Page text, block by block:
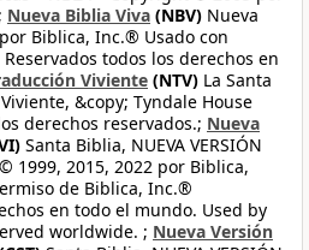
Nueva Biblia Viva (NBV) Nueva
Biblica, Inc.® Usado con
todos los derechos en
Viviente (NTV) La Santa
&copy; Tyndale House
derechos reservados.; Nueva
Santa Biblia, NUEVA VERSIÓN
1999, 2015, 2022 por Biblica,
de Biblica, Inc.®
en todo el mundo. Used by
worldwide. ; Nueva Versión